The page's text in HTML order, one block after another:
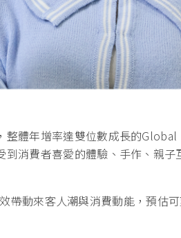
整體年增率達雙位數成長的
消費者喜愛的體驗、手作、親子
帶動來客人潮與消費動能，預估